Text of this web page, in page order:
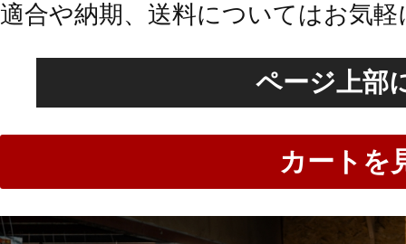
適合や納期、送料についてはお気
ページ上部
カートを